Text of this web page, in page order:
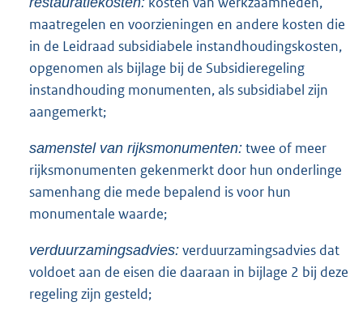
maatregelen en voorzieningen en andere kosten die
in de Leidraad subsidiabele instandhoudingskosten,
opgenomen als bijlage bij de Subsidieregeling
instandhouding monumenten, als subsidiabel zijn
aangemerkt;
samenstel van rijksmonumenten: twee of meer
rijksmonumenten gekenmerkt door hun onderlinge
samenhang die mede bepalend is voor hun
monumentale waarde;
verduurzamingsadvies: verduurzamingsadvies dat
voldoet aan de eisen die daaraan in bijlage 2 bij deze
regeling zijn gesteld;